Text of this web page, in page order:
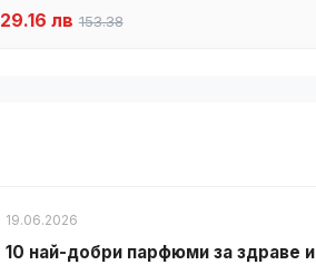
29.16 лв 153.38
19.06.2026
10 най-добри парфюми за здраве и